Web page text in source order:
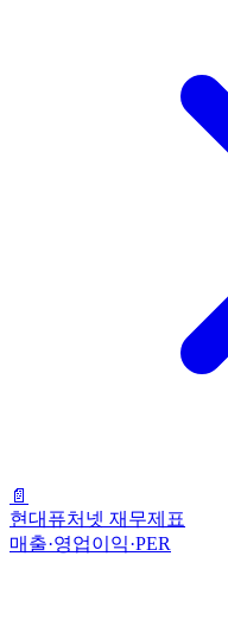
📄
현대퓨처넷 재무제표
매출·영업이익·PER